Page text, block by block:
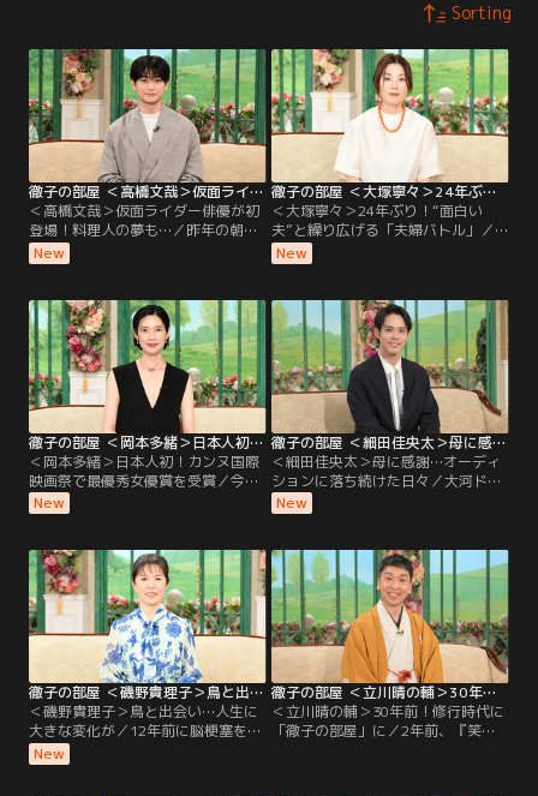
Sorting
徹子の部屋 ＜高橋文哉＞仮面ライダー俳優が初登場！料理人の夢も…（2026/08/06放送分）
＜高橋文哉＞仮面ライダー俳優が初
登場！料理人の夢も…／昨年の朝ド
ラ「あんぱん」に出演し話題になっ
た若手実力派俳優の高橋文哉さんが
ワン」で令和初の仮面ライダーに抜
擢されて俳優デビューし、子どもた
ちから大人気に！特別に変身ポーズ
を披露してもらう一幕も！朝ドラ出
演の反響や、撮影での苦労について
も伺う。
New
徹子の部屋 ＜大塚寧々＞24年ぶり！“面白い夫”と繰り広げる「夫婦バトル」（2026/08/05放送分）
＜大塚寧々＞24年ぶり！“面白い
夫”と繰り広げる「夫婦バトル」／
なんと24年ぶりの出演！透明感のあ
る独特の魅力で、ドラマや映画で活
さんは黒柳と小中高が同じ学校で、
自慢の後輩！現在58歳になる大塚さ
んの初出演は28年前、人生で最大
に“太っていた”という理由が…！？
2002年に結婚した夫は、俳優の田辺
誠一さん。
New
徹子の部屋 ＜岡本多緒＞日本人初！カンヌ国際映画祭で最優秀女優賞を受賞（2026/08/04放送分）
＜岡本多緒＞日本人初！カンヌ国際
映画祭で最優秀女優賞を受賞／今日
のゲストは、モデル・俳優として世
界で活躍する岡本多緒さん。映画
初となるカンヌ国際映画祭の最優秀
女優賞を受賞する快挙を成し遂げ
た。パリ、ニューヨーク、ミラノ、
ロンドンの世界4大コレクションで
活躍するトップモデルだが…。
New
徹子の部屋 ＜細田佳央太＞母に感謝…オーディションに落ち続けた日々（2026/08/03放送分）
＜細田佳央太＞母に感謝…オーディ
ションに落ち続けた日々／大河ドラ
マや朝ドラなど話題作に次々と出演
し、注目を集める若手実力派俳優の
ドラ「あんぱん」や大河ドラマ「ど
うする家康」への出演で話題を呼ん
だ細田さんだが、実は4歳で自ら
「テレビの中に入りたい」と言い芸
能界入りしたという。
New
徹子の部屋 ＜磯野貴理子＞鳥と出会い…人生に大きな変化が（2026/07/31放送分）
＜磯野貴理子＞鳥と出会い…人生に
大きな変化が／12年前に脳梗塞を経
験した磯野貴理子さん、今回は黒柳
と「楽しい話をしたい」と番組を訪
New
徹子の部屋 ＜立川晴の輔＞30年前！修行時代に「徹子の部屋」に（2026/07/30放送分）
＜立川晴の輔＞30年前！修行時代に
「徹子の部屋」に／2年前、『笑